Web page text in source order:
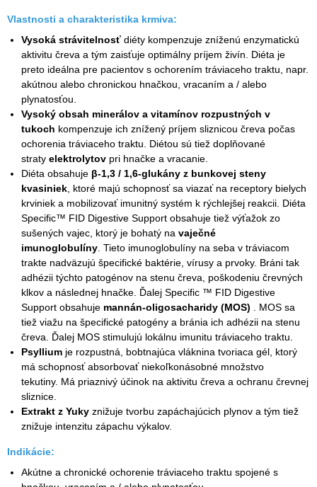
Vlastnosti a charakteristika krmiva:
Vysoká strávitelnosť diéty kompenzuje zníženú enzymatickú
aktivitu čreva a tým zaisťuje optimálny príjem živín. Diéta je
preto ideálna pre pacientov s ochorením tráviaceho traktu, napr.
akútnou alebo chronickou hnačkou, vracaním a / alebo
plynatosťou.
Vysoký obsah minerálov a vitamínov rozpustných v
tukoch kompenzuje ich znížený príjem sliznicou čreva počas
ochorenia tráviaceho traktu. Diétou sú tiež doplňované
straty elektrolytov pri hnačke a vracanie.
Diéta obsahuje β-1,3 / 1,6-glukány z bunkovej steny
kvasiniek , ktoré majú schopnosť sa viazať na receptory bielych
krviniek a mobilizovať imunitný systém k rýchlejšej reakcii. Diéta
Specific™ FID Digestive Support obsahuje tiež výťažok zo
sušených vajec, ktorý je bohatý na vaječné
imunoglobulíny . Tieto imunoglobulíny na seba v tráviacom
trakte nadväzujú špecifické baktérie, vírusy a prvoky. Bráni tak
adhézii týchto patogénov na stenu čreva, poškodeniu črevných
klkov a následnej hnačke. Ďalej Specific ™ FID Digestive
Support obsahuje mannán-oligosacharidy (MOS) . MOS sa
tiež viažu na špecifické patogény a bránia ich adhézii na stenu
čreva. Ďalej MOS stimulujú lokálnu imunitu tráviaceho traktu.
Psyllium je rozpustná, bobtnajúca vláknina tvoriaca gél, ktorý
má schopnosť absorbovať niekoľkonásobné množstvo
tekutiny. Má priaznivý účinok na aktivitu čreva a ochranu črevnej
sliznice.
Extrakt z Yuky znižuje tvorbu zapáchajúcich plynov a tým tiež
znižuje intenzitu zápachu výkalov.
Indikácie:
Akútne a chronické ochorenie tráviaceho traktu spojené s